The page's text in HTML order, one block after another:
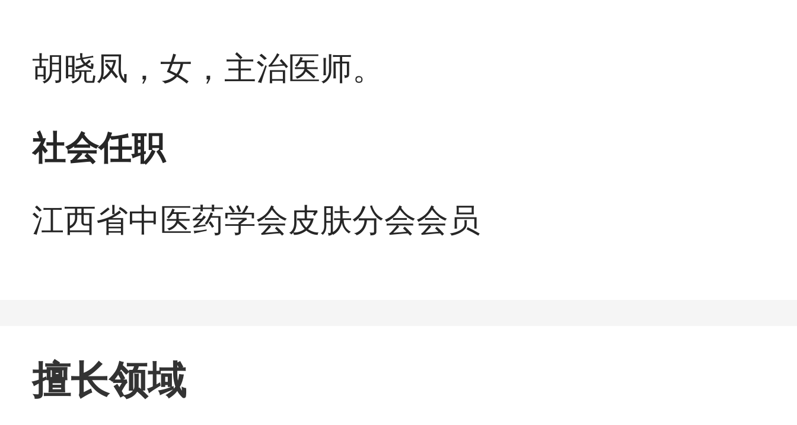
胡晓凤，女，主治医师。
社会任职
江西省中医药学会皮肤分会会员
擅长领域